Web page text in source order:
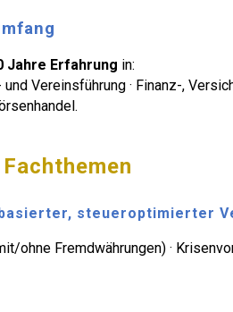
Jahre Erfahrung in:
Vereinsführung · Finanz-,
steueroptimierter
ohne Fremdwährungen) ·